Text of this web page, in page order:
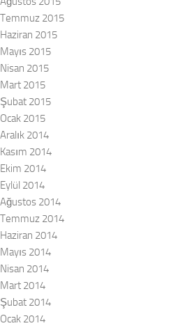
Temmuz 2015
Haziran 2015
Mayıs 2015
Nisan 2015
Mart 2015
Şubat 2015
Ocak 2015
Aralık 2014
Kasım 2014
Ekim 2014
Eylül 2014
Ağustos 2014
Temmuz 2014
Haziran 2014
Mayıs 2014
Nisan 2014
Mart 2014
Şubat 2014
Ocak 2014